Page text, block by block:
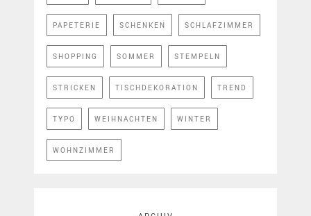
PAPETERIE SCHENKEN SCHLAFZIMMER
SHOPPING SOMMER STEMPELN
STRICKEN TISCHDEKORATION TREND
TYPO WEIHNACHTEN WINTER
WOHNZIMMER